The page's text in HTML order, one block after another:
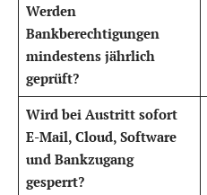
Werden
Bankberechtigungen
mindestens jährlich
geprüft?
Wird bei Austritt sofort
E-Mail, Cloud, Software
und Bankzugang
gesperrt?